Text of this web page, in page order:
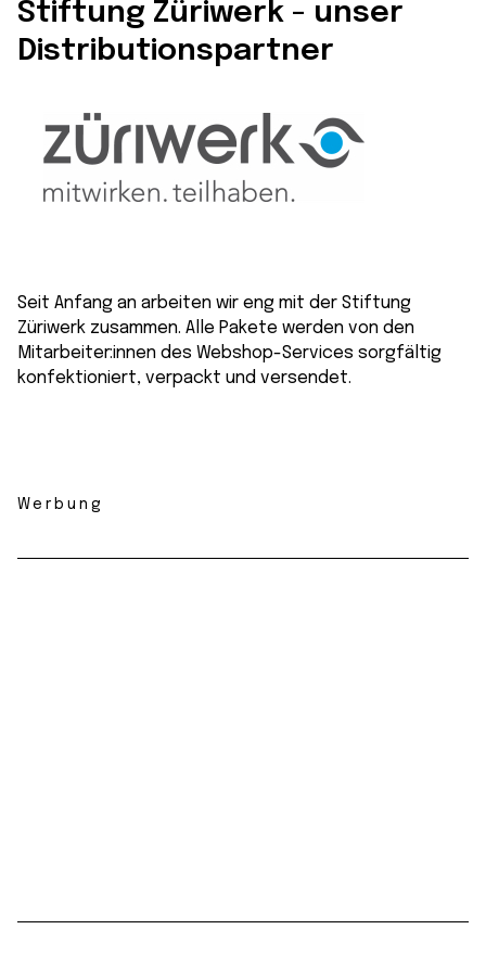
Stiftung Züriwerk - unser
Distributionspartner
Seit Anfang an arbeiten wir eng mit der Stiftung
Züriwerk zusammen. Alle Pakete werden von den
Mitarbeiter:innen des Webshop-Services sorgfältig
konfektioniert, verpackt und versendet.
Werbung